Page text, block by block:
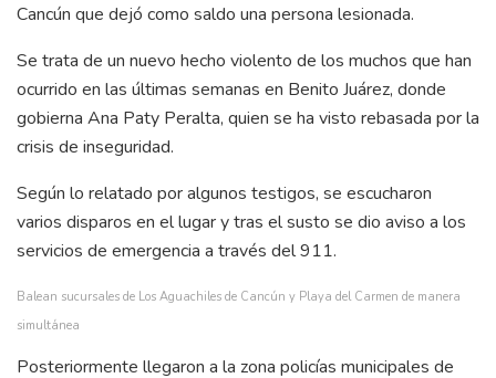
Cancún que dejó como saldo una persona lesionada.
Se trata de un nuevo hecho violento de los muchos que han
ocurrido en las últimas semanas en Benito Juárez, donde
gobierna Ana Paty Peralta, quien se ha visto rebasada por la
crisis de inseguridad.
Según lo relatado por algunos testigos, se escucharon
varios disparos en el lugar y tras el susto se dio aviso a los
servicios de emergencia a través del 911.
Balean sucursales de Los Aguachiles de Cancún y Playa del Carmen de manera
simultánea
Posteriormente llegaron a la zona policías municipales de